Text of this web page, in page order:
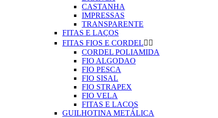
CASTANHA
IMPRESSAS
TRANSPARENTE
FITAS E LAÇOS
FITAS FIOS E CORDEL 
CORDEL POLIAMIDA
FIO ALGODAO
FIO PESCA
FIO SISAL
FIO STRAPEX
FIO VELA
FITAS E LACOS
GUILHOTINA METÁLICA